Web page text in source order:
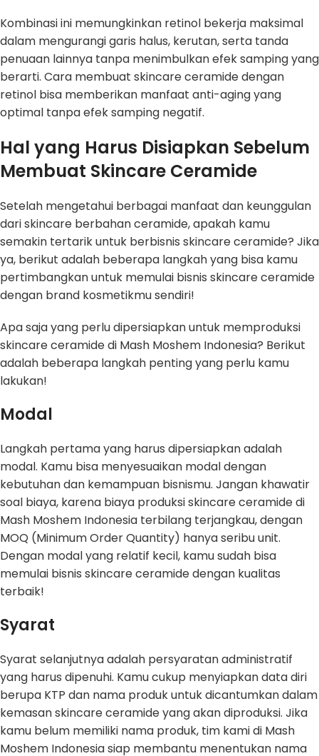
Kombinasi ini memungkinkan retinol bekerja maksimal
dalam mengurangi garis halus, kerutan, serta tanda
penuaan lainnya tanpa menimbulkan efek samping yang
berarti. Cara membuat skincare ceramide dengan
retinol bisa memberikan manfaat anti-aging yang
optimal tanpa efek samping negatif.
Hal yang Harus Disiapkan Sebelum
Membuat Skincare Ceramide
Setelah mengetahui berbagai manfaat dan keunggulan
dari skincare berbahan ceramide, apakah kamu
semakin tertarik untuk berbisnis skincare ceramide? Jika
ya, berikut adalah beberapa langkah yang bisa kamu
pertimbangkan untuk memulai bisnis skincare ceramide
dengan brand kosmetikmu sendiri!
Apa saja yang perlu dipersiapkan untuk memproduksi
skincare ceramide di Mash Moshem Indonesia? Berikut
adalah beberapa langkah penting yang perlu kamu
lakukan!
Modal
Langkah pertama yang harus dipersiapkan adalah
modal. Kamu bisa menyesuaikan modal dengan
kebutuhan dan kemampuan bisnismu. Jangan khawatir
soal biaya, karena biaya produksi skincare ceramide di
Mash Moshem Indonesia terbilang terjangkau, dengan
MOQ (Minimum Order Quantity) hanya seribu unit.
Dengan modal yang relatif kecil, kamu sudah bisa
memulai bisnis skincare ceramide dengan kualitas
terbaik!
Syarat
Syarat selanjutnya adalah persyaratan administratif
yang harus dipenuhi. Kamu cukup menyiapkan data diri
berupa KTP dan nama produk untuk dicantumkan dalam
kemasan skincare ceramide yang akan diproduksi. Jika
kamu belum memiliki nama produk, tim kami di Mash
Moshem Indonesia siap membantu menentukan nama